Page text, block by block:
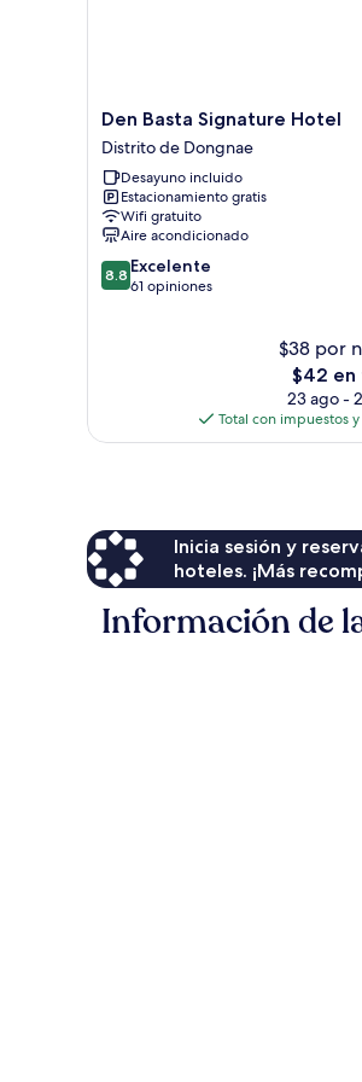
Den
Basta
Signature
Hotel
Distrito
de
Dongnae
Den Basta Signature Hotel
Distrito de Dongnae
Desayuno incluido
Estacionamiento gratis
Wifi gratuito
Aire acondicionado
8.8
de
8.8 Excelente
61 opiniones
$38 por
El
precio
actual
es
$42
23 ago -
Total con impuestos
Inicia sesión y
hoteles. ¡Más
Información de